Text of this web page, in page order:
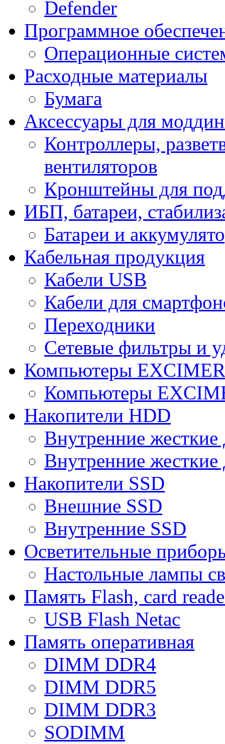
Defender
Программное
Операционные
Расходные материалы
Бумага
Аксессуары для
Контроллеры,
вентиляторов
Кронштейны для
ИБП, батареи,
Батареи и
Кабельная продукция
Кабели USB
Кабели для
Переходники
Сетевые фильтры и
Компьютеры
Компьютеры
Накопители HDD
Внутренние
Внутренние
Накопители SSD
Внешние SSD
Внутренние SSD
Осветительные
Настольные лампы
Память Flash, card
USB Flash Netac
Память оперативная
DIMM DDR4
DIMM DDR5
DIMM DDR3
SODIMM